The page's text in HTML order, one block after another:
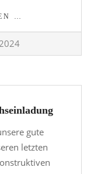
…
gute
letzten